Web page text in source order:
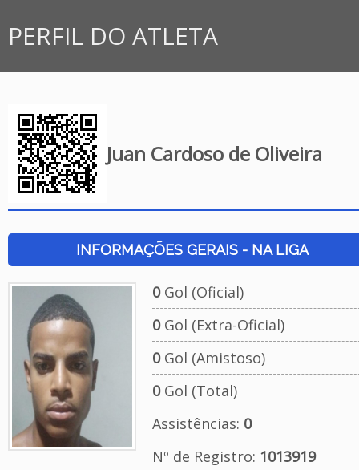
PERFIL DO ATLETA
Juan Cardoso de Oliveira
INFORMAÇÕES GERAIS - NA LIGA
0Gol (Oficial)
0Gol (Extra-Oficial)
0Gol (Amistoso)
0Gol (Total)
Assistências: 0
Nº de Registro: 1013919